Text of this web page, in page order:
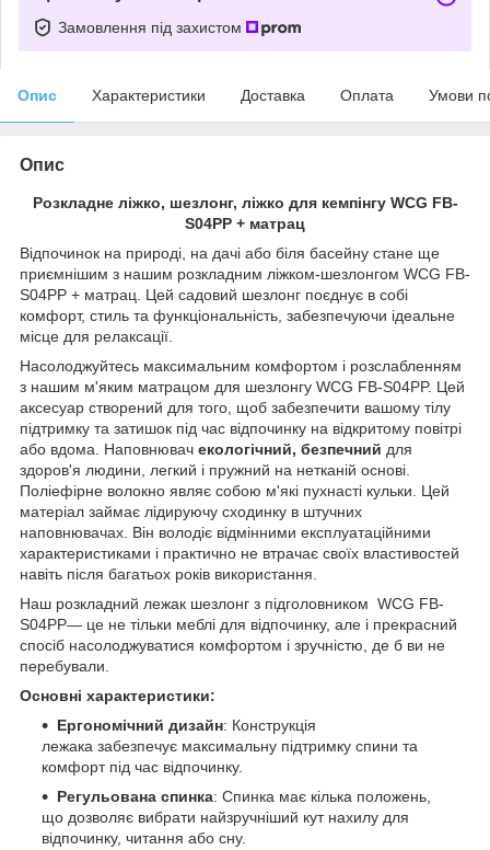
Замовлення під захистом
Опис Характеристики Доставка Оплата Умови
Опис
Розкладне ліжко, шезлонг, ліжко для кемпінгу WCG FB-
S04PP + матрац
Відпочинок на природі, на дачі або біля басейну стане ще
приємнішим з нашим розкладним ліжком-шезлонгом WCG FB-
S04PP + матрац. Цей садовий шезлонг поєднує в собі
комфорт, стиль та функціональність, забезпечуючи ідеальне
місце для релаксації.
Насолоджуйтесь максимальним комфортом і розслабленням
з нашим м'яким матрацом для шезлонгу WCG FB-S04PP. Цей
аксесуар створений для того, щоб забезпечити вашому тілу
підтримку та затишок під час відпочинку на відкритому повітрі
або вдома. Наповнювач екологічний, безпечний для
здоров'я людини, легкий і пружний на нетканій основі.
Поліефірне волокно являє собою м'які пухнасті кульки. Цей
матеріал займає лідируючу сходинку в штучних
наповнювачах. Він володіє відмінними експлуатаційними
характеристиками і практично не втрачає своїх властивостей
навіть після багатьох років використання.
Наш розкладний лежак шезлонг з підголовником WCG FB-
S04PP— це не тільки меблі для відпочинку, але і прекрасний
спосіб насолоджуватися комфортом і зручністю, де б ви не
перебували.
Основні характеристики:
Ергономічний дизайн: Конструкція
лежака забезпечує максимальну підтримку спини та
комфорт під час відпочинку.
Регульована спинка: Спинка має кілька положень,
що дозволяє вибрати найзручніший кут нахилу для
відпочинку, читання або сну.